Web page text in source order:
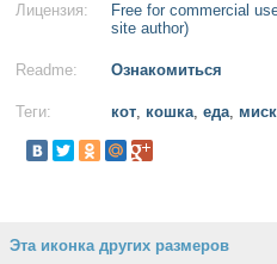
Лицензия:
Free for commercial
site author)
Readme: Ознакомиться
Теги: кот, кошка, еда,
Эта иконка других размеров